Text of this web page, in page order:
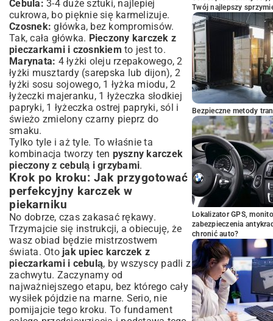
Cebula: 3-4 duże sztuki, najlepiej
cukrowa, bo pięknie się karmelizuje.
Czosnek: główka, bez kompromisów.
Tak, cała główka. Pieczony karczek z
pieczarkami i czosnkiem to jest to.
Marynata: 4 łyżki oleju rzepakowego, 2
łyżki musztardy (sarepska lub dijon), 2
łyżki sosu sojowego, 1 łyżka miodu, 2
łyżeczki majeranku, 1 łyżeczka słodkiej
papryki, 1 łyżeczka ostrej papryki, sól i
świeżo zmielony czarny pieprz do
smaku.
Tylko tyle i aż tyle. To właśnie ta
kombinacja tworzy ten pyszny karczek
pieczony z cebulą i grzybami.
Krok po kroku: Jak przygotować
perfekcyjny karczek w
piekarniku
No dobrze, czas zakasać rękawy.
Trzymajcie się instrukcji, a obiecuję, że
wasz obiad będzie mistrzostwem
świata. Oto jak upiec karczek z
pieczarkami i cebulą, by wszyscy padli z
zachwytu. Zaczynamy od
najważniejszego etapu, bez którego cały
wysiłek pójdzie na marne. Serio, nie
pomijajcie tego kroku. To fundament
Twój najlepszy
Bezpieczne metody
Lokalizator GPS,
zabezpieczenia
chronić auto?